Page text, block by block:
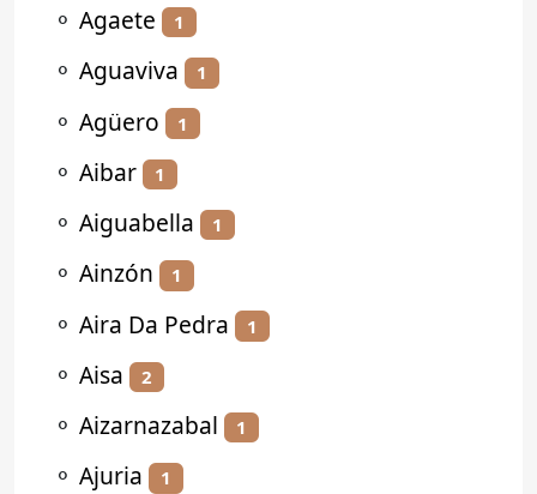
⚬ Agaete 1
⚬ Aguaviva 1
⚬ Agüero 1
⚬ Aibar 1
⚬ Aiguabella 1
⚬ Ainzón 1
⚬ Aira Da Pedra 1
⚬ Aisa 2
⚬ Aizarnazabal 1
⚬ Ajuria 1